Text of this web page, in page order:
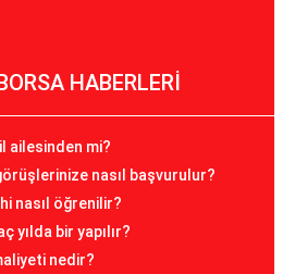
HABERLERİ
ailesinden mi?
nasıl başvurulur?
nasıl öğrenilir?
yılda bir yapılır?
nedir?